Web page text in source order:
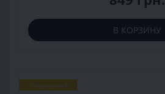
В КОРЗИНУ
Популярный